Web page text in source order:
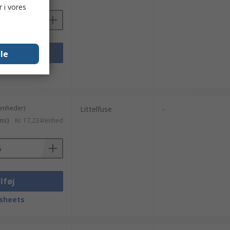
Kr. 17,234/enhed
Littelfuse -
i vores